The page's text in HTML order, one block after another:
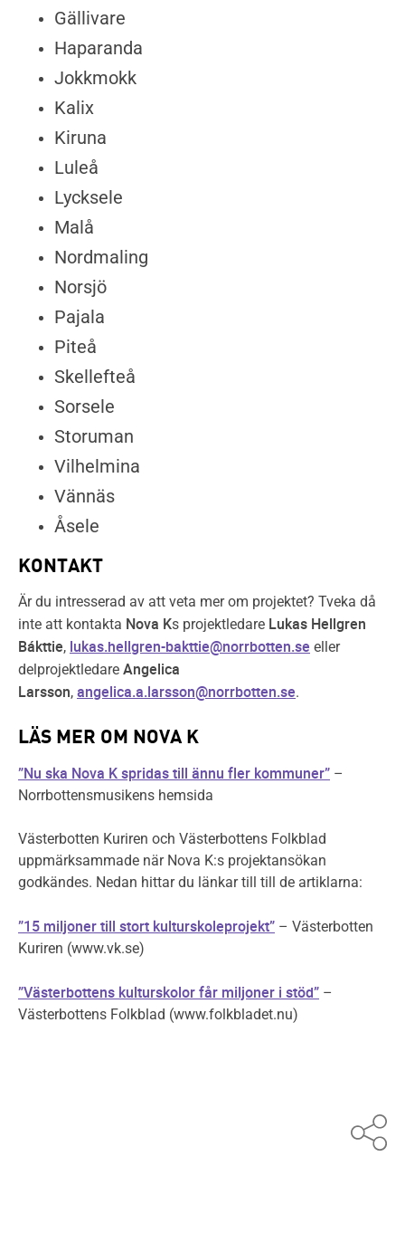
Gällivare
Haparanda
Jokkmokk
Kalix
Kiruna
Luleå
Lycksele
Malå
Nordmaling
Norsjö
Pajala
Piteå
Skellefteå
Sorsele
Storuman
Vilhelmina
Vännäs
Åsele
KONTAKT
Är du intresserad av att veta mer om projektet? Tveka då
inte att kontakta Nova Ks projektledare Lukas Hellgren
Bákttie, lukas.hellgren-bakttie@norrbotten.se eller
delprojektledare Angelica
Larsson, angelica.a.larsson@norrbotten.se.
LÄS MER OM NOVA K
”Nu ska Nova K spridas till ännu fler kommuner” –
Norrbottensmusikens hemsida
Västerbotten Kuriren och Västerbottens Folkblad
uppmärksammade när Nova K:s projektansökan
godkändes. Nedan hittar du länkar till till de artiklarna:
”15 miljoner till stort kulturskoleprojekt” – Västerbotten
Kuriren (www.vk.se)
”Västerbottens kulturskolor får miljoner i stöd” –
Västerbottens Folkblad (www.folkbladet.nu)